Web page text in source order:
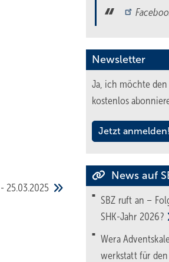
25.03.2025
Newsletter
Ja, ich möchte
kostenlos
Jetzt anmelden!
News auf
SBZ ruft an –
SHK-Jahr 2026?
Wera
werk­statt für den